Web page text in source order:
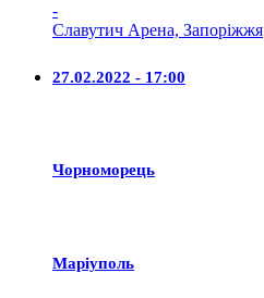
-
Славутич Арена, Запоріжжя
27.02.2022 - 17:00
Чорноморець
Маріуполь